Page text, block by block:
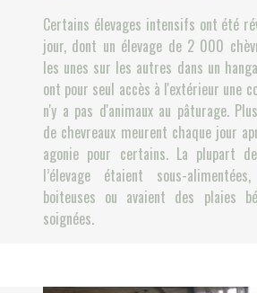
Certains élevages intensifs ont été
jour, dont un élevage de 2 000
les unes sur les autres dans un
ont pour seul accès à l'extérieur une
n'y a pas d'animaux au pâturage.
de chevreaux meurent chaque jour
agonie pour certains. La plupart
l’élevage étaient sous-
boiteuses ou avaient des plaies
soignées.